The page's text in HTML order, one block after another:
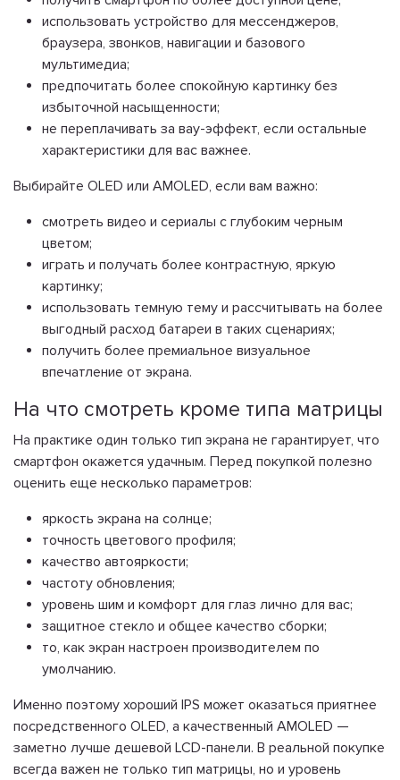
использовать устройство для мессенджеров,
браузера, звонков, навигации и базового
мультимедиа;
предпочитать более спокойную картинку без
избыточной насыщенности;
не переплачивать за вау-эффект, если остальные
характеристики для вас важнее.
Выбирайте OLED или AMOLED, если вам важно:
смотреть видео и сериалы с глубоким черным
цветом;
играть и получать более контрастную, яркую
картинку;
использовать темную тему и рассчитывать на более
выгодный расход батареи в таких сценариях;
получить более премиальное визуальное
впечатление от экрана.
На что смотреть кроме типа матрицы
На практике один только тип экрана не гарантирует, что
смартфон окажется удачным. Перед покупкой полезно
оценить еще несколько параметров:
яркость экрана на солнце;
точность цветового профиля;
качество автояркости;
частоту обновления;
уровень шим и комфорт для глаз лично для вас;
защитное стекло и общее качество сборки;
то, как экран настроен производителем по
умолчанию.
Именно поэтому хороший IPS может оказаться приятнее
посредственного OLED, а качественный AMOLED —
заметно лучше дешевой LCD-панели. В реальной покупке
всегда важен не только тип матрицы, но и уровень